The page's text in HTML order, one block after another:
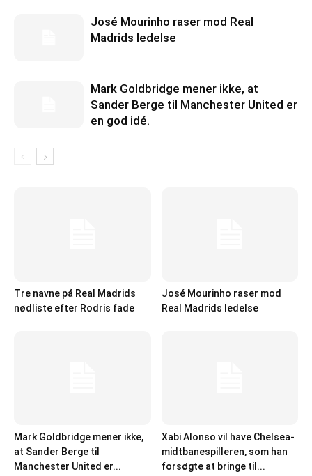
José Mourinho raser mod Real
Madrids ledelse
Mark Goldbridge mener ikke, at
Sander Berge til Manchester United er
en god idé.
Tre navne på Real Madrids
nødliste efter Rodris fade
José Mourinho raser mod
Real Madrids ledelse
Mark Goldbridge mener ikke,
at Sander Berge til
Manchester United er...
Xabi Alonso vil have Chelsea-
midtbanespilleren, som han
forsøgte at bringe til...